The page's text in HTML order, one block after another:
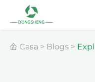
Casa > Blogs >